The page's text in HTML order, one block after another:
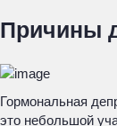
Причины
Гормональная
это небольшой